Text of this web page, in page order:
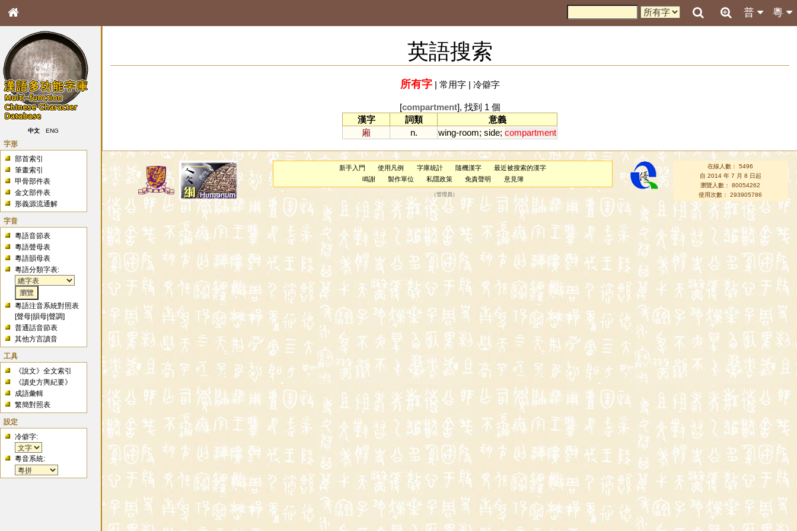
粵
普
中文 ENG
字形
部首索引
筆畫索引
甲骨部件表
金文部件表
形義源流通解
字音
粵語音節表
粵語聲母表
粵語韻母表
粵語分類字表:
粵語注音系統對照表
[聲母 |韻母 |聲調]
普通話音節表
其他方言讀音
工具
《說文》全文索引
《讀史方輿紀要》
成語彙輯
繁簡對照表
設定
冷僻字:
粵音系統:
英語搜索
所有字| 常用字| 冷僻字
[compartment], 找到 1 個
漢字
詞類
意義
廂
n. wing-room; side; compartment
新手入門 使用凡例 字庫統計 隨機漢字
最近被搜索的漢字
鳴謝
製作單位 私隱政策 免責聲明 意見簿
（管理員 ）
在線人數： 5496
自 2014 年 7 月 8 日起
瀏覽人數： 80054262
使用次數： 293905786